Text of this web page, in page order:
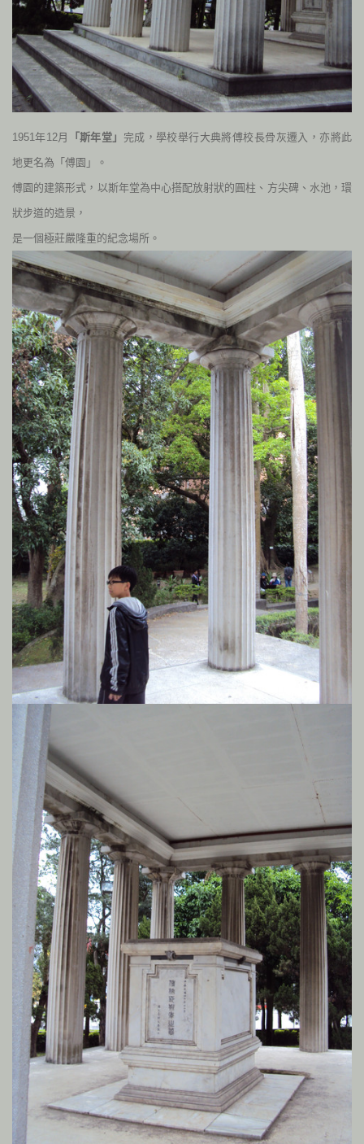
1951年12月 「斯年堂」 完成，學校舉行大典將傅校長骨灰遷入，亦將此
地更名為「傅園」。
傅園的建築形式，以斯年堂為中心搭配放射狀的圓柱、方尖碑、水池，環
狀步道的造景，
是一個極莊嚴隆重的紀念場所。